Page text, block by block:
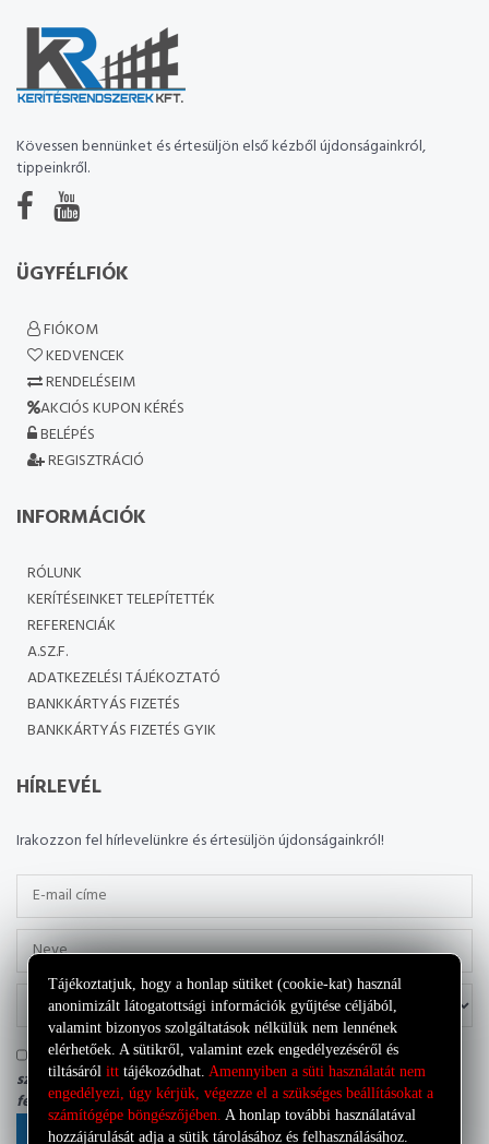
Kövessen bennünket és értesüljön első kézből újdonságainkról,
tippeinkről.
ÜGYFÉLFIÓK
FIÓKOM
KEDVENCEK
RENDELÉSEIM
AKCIÓS KUPON KÉRÉS
BELÉPÉS
REGISZTRÁCIÓ
INFORMÁCIÓK
RÓLUNK
KERÍTÉSEINKET TELEPÍTETTÉK
REFERENCIÁK
A.SZ.F.
ADATKEZELÉSI TÁJÉKOZTATÓ
BANKKÁRTYÁS FIZETÉS
BANKKÁRTYÁS FIZETÉS GYIK
HÍRLEVÉL
Irakozzon fel hírlevelünkre és értesüljön újdonságainkról!
Tudomásul veszem, hogy az adatkezelő a most megadott
személyes adataimat a sajátAdatkezelési tájékoztatójának
feltételei szerint kezelheti.
FELIRATKOZÁS
Tájékoztatjuk, hogy a honlap sütiket (cookie-kat) használ
anonimizált látogatottsági információk gyűjtése céljából,
valamint bizonyos szolgáltatások nélkülük nem lennének
elérhetőek. A sütikről, valamint ezek engedélyezéséről és
tiltásáról itt tájékozódhat. Amennyiben a süti használatát nem
engedélyezi, úgy kérjük, végezze el a szükséges beállításokat a
számítógépe böngészőjében. A honlap további használatával
hozzájárulását adja a sütik tárolásához és felhasználásához.